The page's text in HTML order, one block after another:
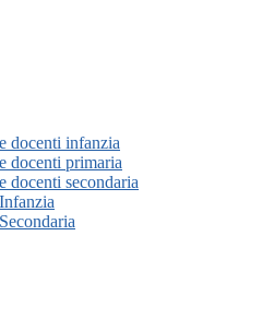
docenti infanzia
docenti primaria
docenti secondaria